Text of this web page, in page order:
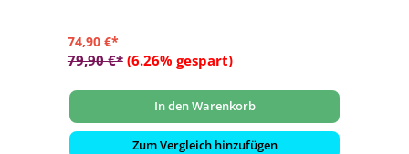
74,90 €*
79,90 €* (6.26% gespart)
In den Warenkorb
Zum Vergleich hinzufügen